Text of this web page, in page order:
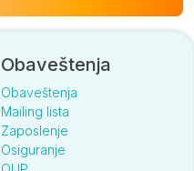
Obaveštenja
Obaveštenja
Mailing lista
Zaposlenje
Osiguranje